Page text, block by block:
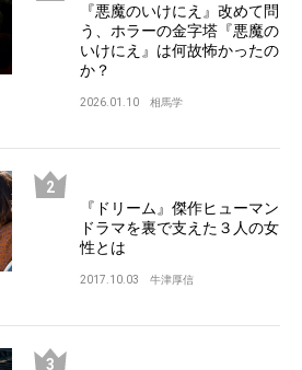
『悪魔のいけにえ』改めて問
う、ホラーの金字塔『悪魔の
いけにえ』は何故怖かったの
か？
2026.01.10 相馬学
『ドリーム』傑作ヒューマン
ドラマを裏で支えた３人の女
性とは
2017.10.03 牛津厚信